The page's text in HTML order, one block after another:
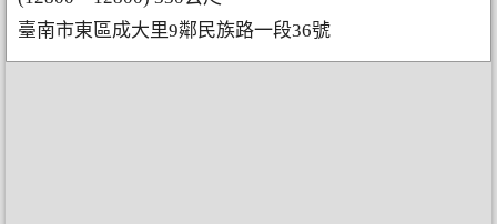
臺南市東區成大里9鄰民族路一段36號